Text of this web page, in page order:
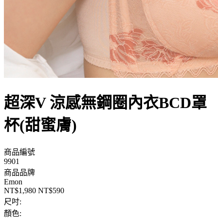
超深V 涼感無鋼圈內衣BCD罩
杯(甜蜜膚)
商品編號
9901
商品品牌
Emon
NT$1,980 NT$590
尺吋:
顏色: